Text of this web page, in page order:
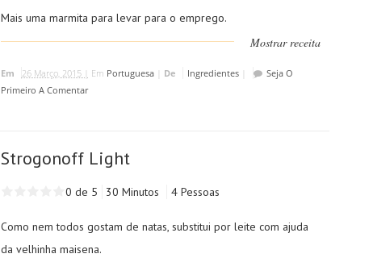
Mais uma marmita para levar para o emprego.
Mostrar receita
Em 26 Março, 2015 | Em Portuguesa| De Ingredientes|
Seja O
Primeiro A Comentar
Strogonoff Light
0 de 5 30 Minutos 4 Pessoas
Como nem todos gostam de natas, substitui por leite com ajuda
da velhinha maisena.